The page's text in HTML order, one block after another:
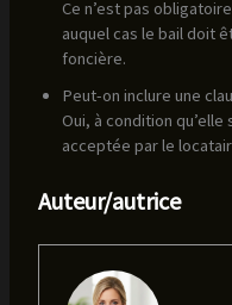
Ce n’est pas
auquel cas le bail doit
foncière.
Peut-on inclure une
Oui, à condition
acceptée par le
Auteur/autrice